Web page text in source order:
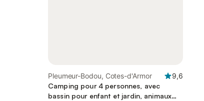
Pleumeur-Bodou, Cotes-d'Armor
9,6
Camping pour 4 personnes, avec
bassin pour enfant et jardin, animaux